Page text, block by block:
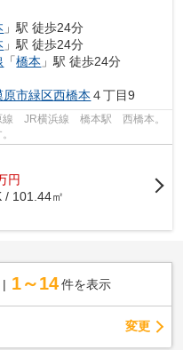
」駅 徒歩24分
」駅 徒歩24分
「橋本 」駅 徒歩24分
原市緑区西橋本 ４丁目9
線 JR横浜線 橋本駅 西橋本。
円
/ 101.44㎡
1～14 件を表示
変更